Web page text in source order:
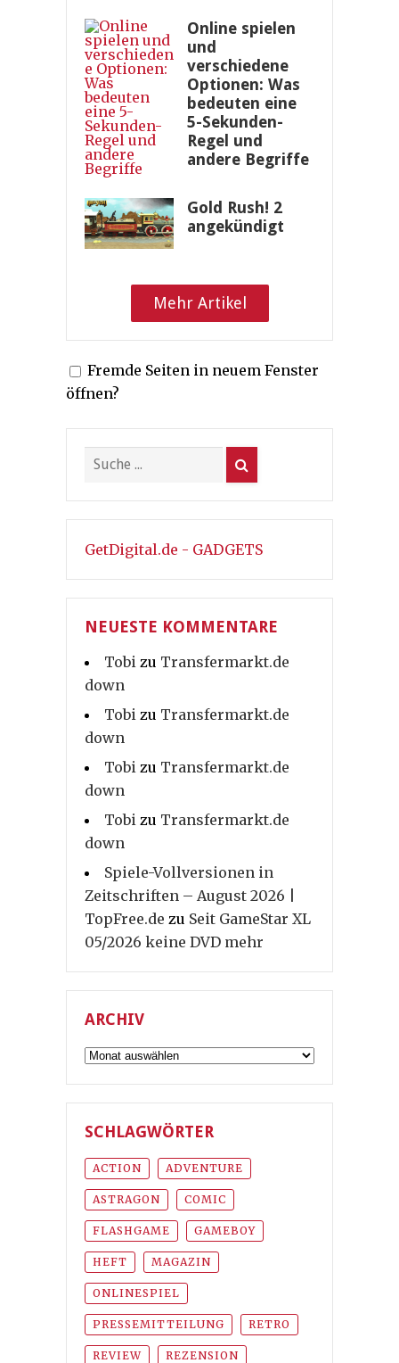
Online spielen
und
verschiedene
Optionen: Was
bedeuten eine
5-Sekunden-
Regel und
andere Begriffe
Gold Rush! 2
angekündigt
Mehr Artikel
Fremde Seiten in neuem Fenster
öffnen?
GetDigital.de - GADGETS
NEUESTE KOMMENTARE
Tobi zu Transfermarkt.de
down
Tobi zu Transfermarkt.de
down
Tobi zu Transfermarkt.de
down
Tobi zu Transfermarkt.de
down
Spiele-Vollversionen in
Zeitschriften – August 2026 |
TopFree.de zu Seit GameStar XL
05/2026 keine DVD mehr
ARCHIV
Archiv
SCHLAGWÖRTER
ACTION ADVENTURE
ASTRAGON COMIC
FLASHGAME GAMEBOY
HEFT MAGAZIN
ONLINESPIEL
PRESSEMITTEILUNG RETRO
REVIEW REZENSION